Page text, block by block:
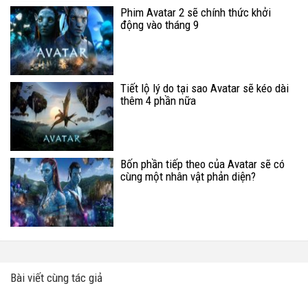
Phim Avatar 2 sẽ chính thức khởi
động vào tháng 9
Tiết lộ lý do tại sao Avatar sẽ kéo dài
thêm 4 phần nữa
Bốn phần tiếp theo của Avatar sẽ có
cùng một nhân vật phản diện?
Bài viết cùng tác giả